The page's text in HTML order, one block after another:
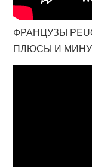
ФРАНЦУЗЫ
ПЛЮСЫ И